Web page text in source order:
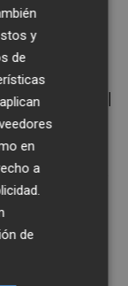
a la
la
para el
la
la
únicamente
el
y
de
en
a
de